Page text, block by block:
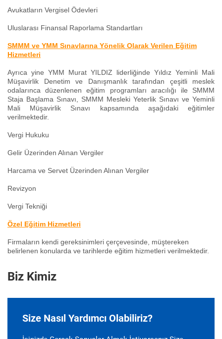
Avukatların Vergisel Ödevleri
Uluslarası Finansal Raporlama Standartları
SMMM ve YMM Sınavlarına Yönelik Olarak Verilen Eğitim
Hizmetleri
Ayrıca yine YMM Murat YILDIZ liderliğinde Yıldız Yeminli Mali
Müşavirlik Denetim ve Danışmanlık tarafından çeşitli meslek
odalarınca düzenlenen eğitim programları aracılığı ile SMMM
Staja Başlama Sınavı, SMMM Mesleki Yeterlik Sınavı ve Yeminli
Mali Müşavirlik Sınavı kapsamında aşağıdaki eğitimler
verilmektedir.
Vergi Hukuku
Gelir Üzerinden Alınan Vergiler
Harcama ve Servet Üzerinden Alınan Vergiler
Revizyon
Vergi Tekniği
Özel Eğitim Hizmetleri
Firmaların kendi gereksinimleri çerçevesinde, müştereken
belirlenen konularda ve tarihlerde eğitim hizmetleri verilmektedir.
Biz Kimiz
Size Nasıl Yardımcı Olabiliriz?